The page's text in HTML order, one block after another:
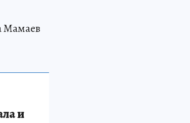
Мамаев
и